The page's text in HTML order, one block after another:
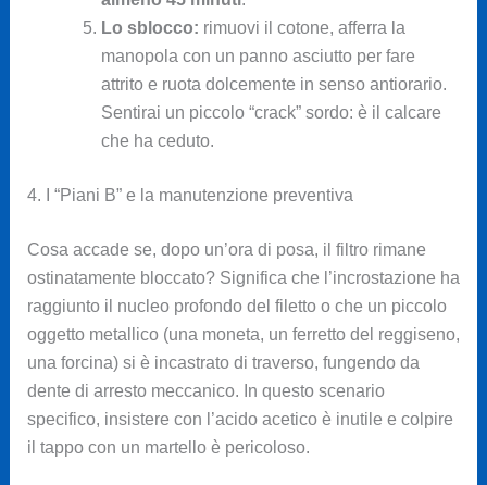
Lo sblocco: rimuovi il cotone, afferra la
manopola con un panno asciutto per fare
attrito e ruota dolcemente in senso antiorario.
Sentirai un piccolo “crack” sordo: è il calcare
che ha ceduto.
4. I “Piani B” e la manutenzione preventiva
Cosa accade se, dopo un’ora di posa, il filtro rimane
ostinatamente bloccato? Significa che l’incrostazione ha
raggiunto il nucleo profondo del filetto o che un piccolo
oggetto metallico (una moneta, un ferretto del reggiseno,
una forcina) si è incastrato di traverso, fungendo da
dente di arresto meccanico. In questo scenario
specifico, insistere con l’acido acetico è inutile e colpire
il tappo con un martello è pericoloso.